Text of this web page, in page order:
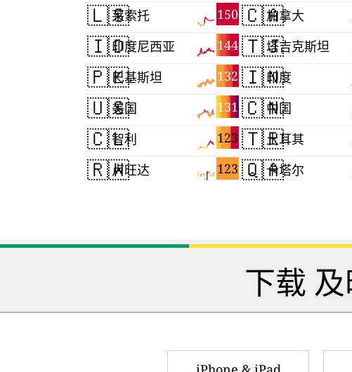
🇱🇸 150
莱索托
🇮🇩 144
印度尼西亚
🇵🇰 132
巴基斯坦
🇺🇸 131
美国
🇨🇱 123
智利
🇷🇼 123
卢旺达
🇨🇦加拿大
🇹🇯塔吉克斯坦
🇮🇳
印度
🇨🇳
中国
🇹🇷土耳其
🇶🇦卡塔尔
下载